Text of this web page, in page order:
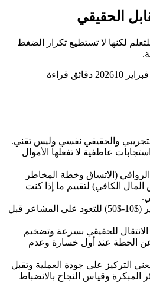
الحقيقي
لكنها لا تستطيع تكرار الضغط
فبراير 2026 10 دقائق قراءة
والحقيقي نفسي وليس تقني.
عاطفية لا تفعلها الأموال
(الاتساق وخطة المخاطر
الكافي) لتقييم ما إذا كنت
ابدأ الحقيقي بحجم صغير ($10-$50) للتعود على المشاعر قبل
للحقيقي بسرعة وتضخيم
الخطة عند أول خسارة وعدم
يعني التركيز على جودة العملية وتقبل
المبكرة وقياس النجاح بالانضباط